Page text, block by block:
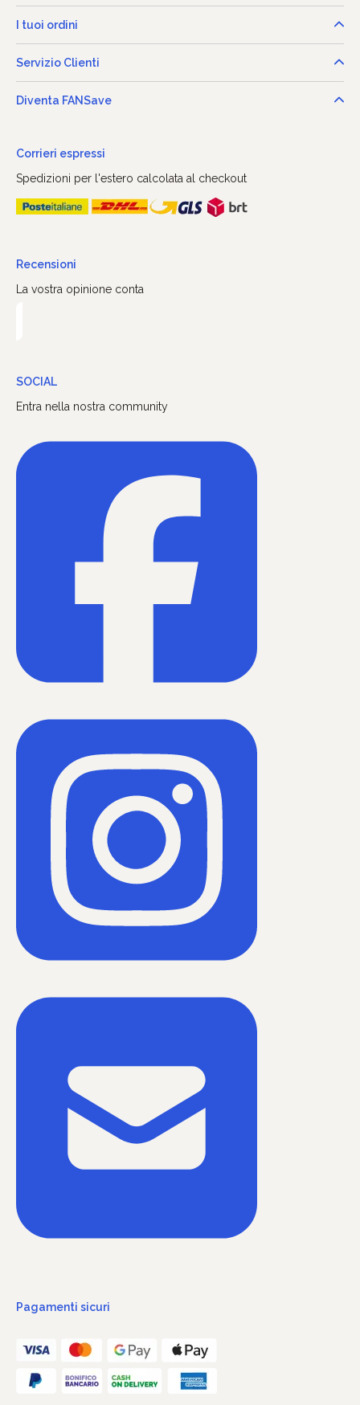
I tuoi ordini
Servizio Clienti
Diventa FANSave
Corrieri espressi
Spedizioni per l'estero calcolata al checkout
Recensioni
La vostra opinione conta
SOCIAL
Entra nella nostra community
Pagamenti sicuri